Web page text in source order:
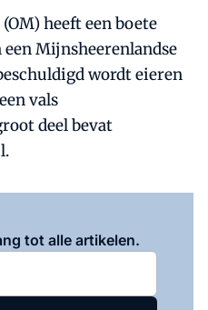
heeft een boete
Mijnsheerenlandse
wordt eieren
vals
deel bevat
tot alle artikelen.